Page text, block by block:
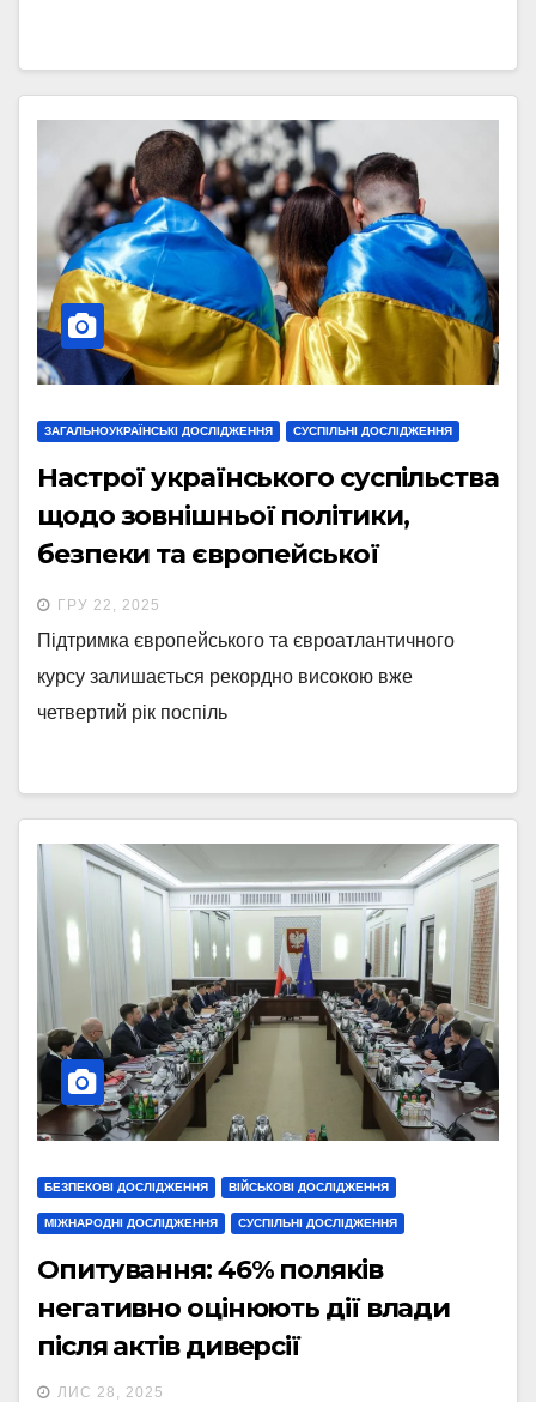
ЗАГАЛЬНОУКРАЇНСЬКІ ДОСЛІДЖЕННЯ СУСПІЛЬНІ ДОСЛІДЖЕННЯ
Настрої українського суспільства
щодо зовнішньої політики,
безпеки та європейської
інтеграції
ГРУ 22, 2025
Підтримка європейського та євроатлантичного
курсу залишається рекордно високою вже
четвертий рік поспіль
БЕЗПЕКОВІ ДОСЛІДЖЕННЯ ВІЙСЬКОВІ ДОСЛІДЖЕННЯ
МІЖНАРОДНІ ДОСЛІДЖЕННЯ СУСПІЛЬНІ ДОСЛІДЖЕННЯ
Опитування: 46% поляків
негативно оцінюють дії влади
після актів диверсії
ЛИС 28, 2025